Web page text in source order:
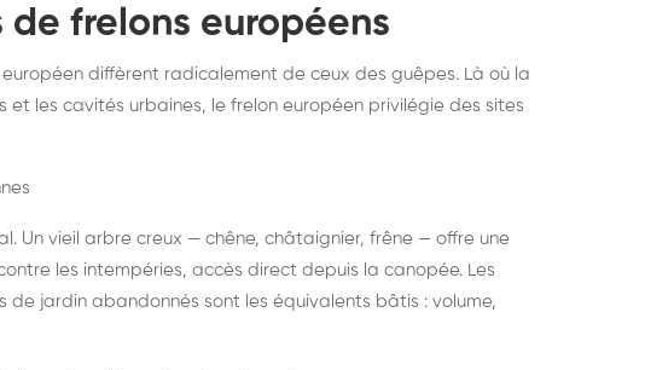
de frelons européens
diffèrent radicalement de ceux des guêpes. Là où la
et les cavités urbaines, le frelon européen privilégie des sites
Un vieil arbre creux — chêne, châtaignier, frêne — offre une
les intempéries, accès direct depuis la canopée. Les
jardin abandonnés sont les équivalents bâtis : volume,